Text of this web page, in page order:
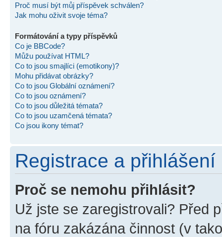
Proč musí být můj příspěvek schválen?
Jak mohu oživit svoje téma?
Formátování a typy příspěvků
Co je BBCode?
Můžu používat HTML?
Co to jsou smajlíci (emotikony)?
Mohu přidávat obrázky?
Co to jsou Globální oznámení?
Co to jsou oznámení?
Co to jsou důležitá témata?
Co to jsou uzamčená témata?
Co jsou ikony témat?
Registrace a přihlášení
Proč se nemohu přihlásit?
Už jste se zaregistrovali? Před
na fóru zakázána činnost (v